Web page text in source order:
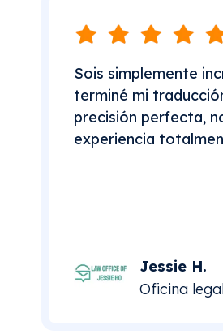
Sois simplemente
terminé mi
precisión perfecta,
experiencia
Jessie H.
Oficina